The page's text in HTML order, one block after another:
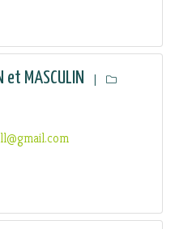
et MASCULIN |